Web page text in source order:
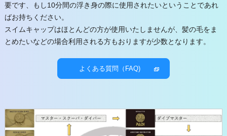
要です、もし10分間の浮き身の際に使用されたいということであれ
ばお持ちください。
スイムキャップはほとんどの方が使用いたしませんが、髪の毛をま
とめたいなどの場合利用される方もおりますが少数となります。
よくある質問（FAQ)